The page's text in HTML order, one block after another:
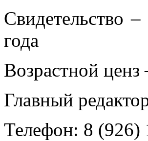
Свидетельство –
года
Возрастной ценз
Главный
Телефон: 8 (926)